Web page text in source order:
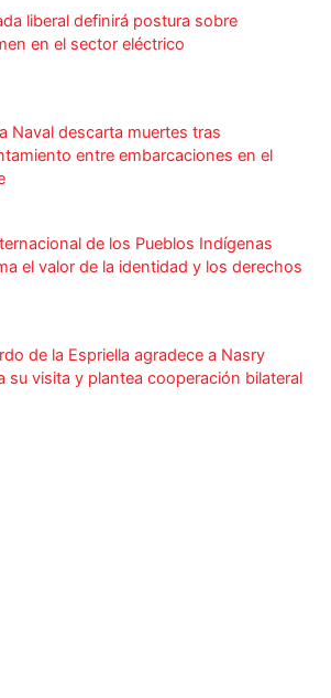
liberal definirá postura sobre
en el sector eléctrico
Naval descarta muertes tras
entre embarcaciones en el
de los Pueblos Indígenas
el valor de la identidad y los derechos
de la Espriella agradece a Nasry
su visita y plantea cooperación bilateral